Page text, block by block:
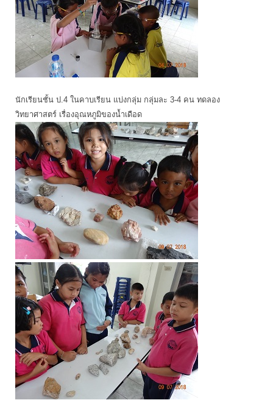
นักเรียนชั้น ป.4 ในคาบเรียน แบ่งกลุ่ม กลุ่มละ 3-4 คน ทดลอง
วิทยาศาสตร์ เรื่องอุณหภูมิของน้ำเดือด